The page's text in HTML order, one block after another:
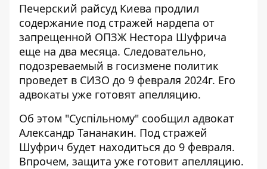
Печерский райсуд Киева продлил
содержание под стражей нардепа от
запрещенной ОПЗЖ Нестора Шуфрича
еще на два месяца. Следовательно,
подозреваемый в госизмене политик
проведет в СИЗО до 9 февраля 2024г. Его
адвокаты уже готовят апелляцию.
Об этом "Суспільному" сообщил адвокат
Александр Тананакин. Под стражей
Шуфрич будет находиться до 9 февраля.
Впрочем, защита уже готовит апелляцию.